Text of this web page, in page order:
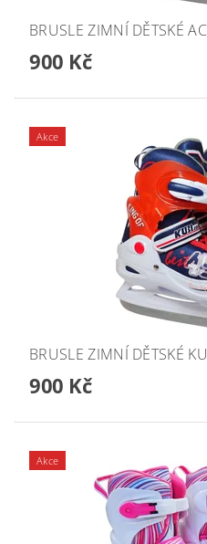
BRUSLE ZIMNÍ DĚTSKÉ
900 Kč
Akce
BRUSLE ZIMNÍ DĚTSKÉ
900 Kč
Akce